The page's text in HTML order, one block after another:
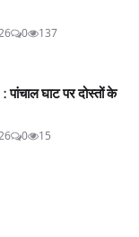
0 137
घाट पर दोस्तों के
0 15